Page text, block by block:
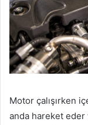
Motor çalışırken
anda hareket eder